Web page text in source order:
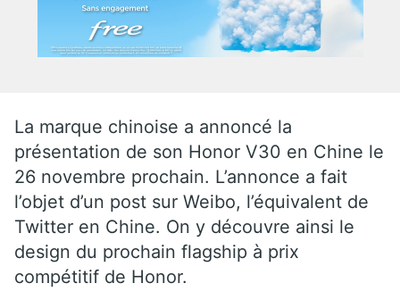
La marque chinoise a annoncé la
présentation de son Honor V30 en Chine le
26 novembre prochain. L’annonce a fait
l’objet d’un post sur Weibo, l’équivalent de
Twitter en Chine. On y découvre ainsi le
design du prochain flagship à prix
compétitif de Honor.